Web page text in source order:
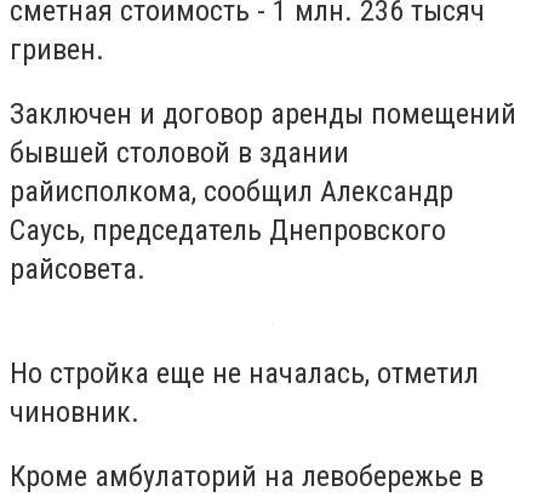
сметная стоимость - 1 млн. 236 тысяч
гривен.
Заключен и договор аренды помещений
бывшей столовой в здании
райисполкома, сообщил Александр
Саусь, председатель Днепровского
райсовета.
Но стройка еще не началась, отметил
чиновник.
Кроме амбулаторий на левобережье в